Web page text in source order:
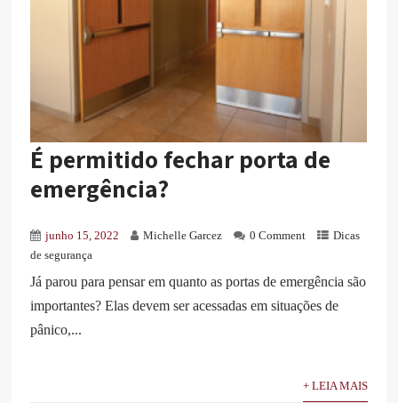
É permitido fechar porta de
emergência?
junho 15, 2022 Michelle Garcez 0 Comment
Dicas
de segurança
Já parou para pensar em quanto as portas de emergência são
importantes? Elas devem ser acessadas em situações de
pânico,...
+ LEIA MAIS